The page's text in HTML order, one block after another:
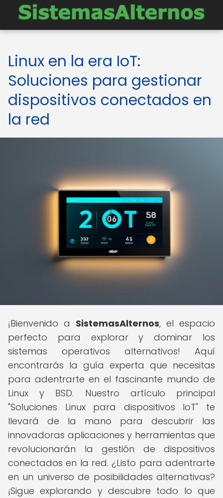
Linux en la era IoT:
Soluciones para gestionar
dispositivos conectados en
la red
¡Bienvenido a SistemasAlternos, el espacio
perfecto para explorar y dominar los
sistemas operativos alternativos! Aquí
encontrarás la guía experta que necesitas
para adentrarte en el fascinante mundo de
Linux y BSD. Nuestro artículo principal
"Soluciones Linux para dispositivos IoT" te
llevará de la mano para descubrir las
innovadoras aplicaciones y herramientas que
revolucionarán la gestión de dispositivos
conectados en la red. ¿Listo para adentrarte
en un universo de posibilidades alternativas?
¡Sigue explorando y descubre todo lo que